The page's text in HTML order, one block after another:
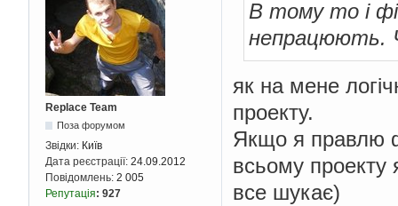
Replace Team
Поза форумом
Звідки: Київ
Дата реєстрації: 24.09.2012
Повідомлень: 2 005
Репутація: 927
В тому то і
непрацюють.
як на мене
проекту.
Якщо я правлю
всьому проекту
все шукає)